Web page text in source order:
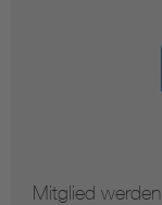
Mitglied werden